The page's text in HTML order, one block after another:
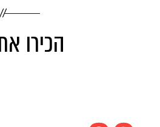
הכירו